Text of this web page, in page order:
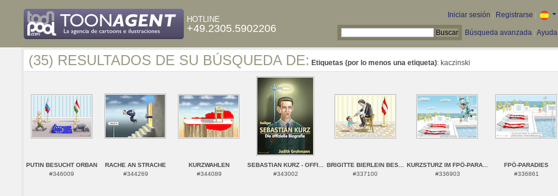
HOTLINE
+49.2305.5902206
Iniciar sesión Registrarse
Búsqueda avanzada Ayuda
(35) RESULTADOS DE SU BÚSQUEDA DE: Etiquetas (por lo menos una etiqueta): kaczinski
PUTIN BESUCHT ORBAN
#346009
RACHE AN STRACHE
#344269
KURZWAHLEN
#344089
SEBASTIAN KURZ - OFFI...
#343002
BRIGITTE BIERLEIN BES...
#337100
KURZSTURZ IM FPÖ-PARA...
#336903
FPÖ-PARADIES
#336861